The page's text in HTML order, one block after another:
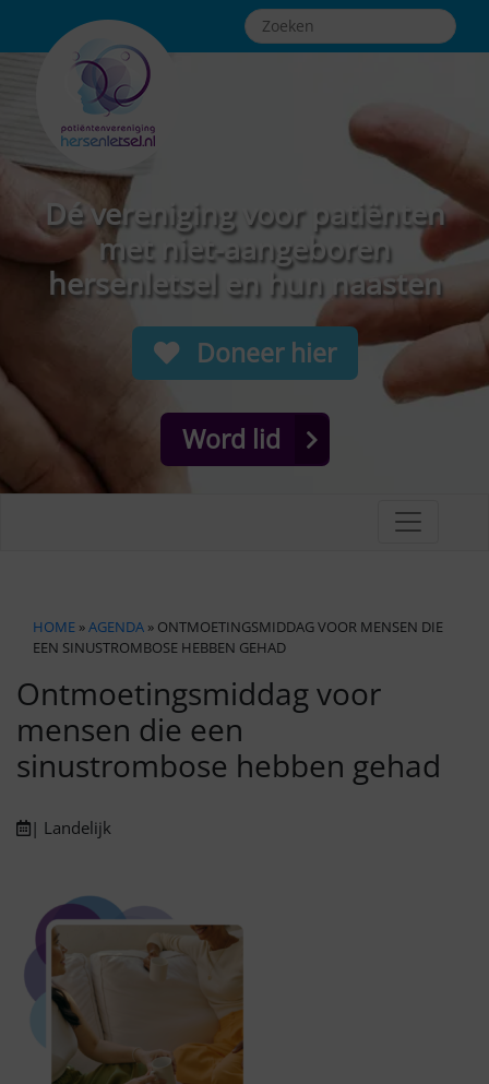
Dé vereniging voor patiënten
met niet-aangeboren
hersenletsel en hun naasten
Doneer hier
Word lid
HOME »AGENDA » ONTMOETINGSMIDDAG VOOR MENSEN DIE
EEN SINUSTROMBOSE HEBBEN GEHAD
Ontmoetingsmiddag voor
mensen die een
sinustrombose hebben gehad
| Landelijk